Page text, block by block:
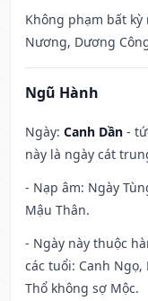
Không phạm bất kỳ
Nương, Dương
Ngũ Hành
Ngày: Canh Dần -
này là ngày cát
- Nạp âm: Ngày
Mậu Thân.
- Ngày này thuộc
các tuổi: Canh
Thổ không sợ Mộc.